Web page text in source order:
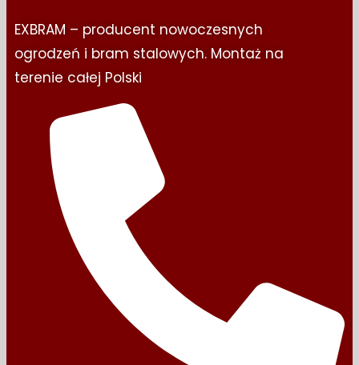
EXBRAM – producent nowoczesnych
ogrodzeń i bram stalowych. Montaż na
terenie całej Polski